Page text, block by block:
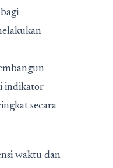
indikator
secara
waktu dan